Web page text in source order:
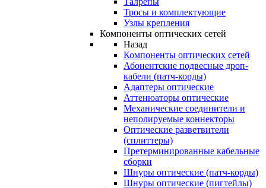
Тросы и комплектующие
Узлы крепления
Компоненты оптических сетей
Назад
Компоненты оптических сетей
Абонентские подвесные дроп-
кабели (патч-корды)
Адаптеры оптические
Аттенюаторы оптические
Механические соединители и
неполируемые коннекторы
Оптические разветвители
(сплиттеры)
Претерминированные кабельные
сборки
Шнуры оптические (патч-корды)
Шнуры оптические (пигтейлы)